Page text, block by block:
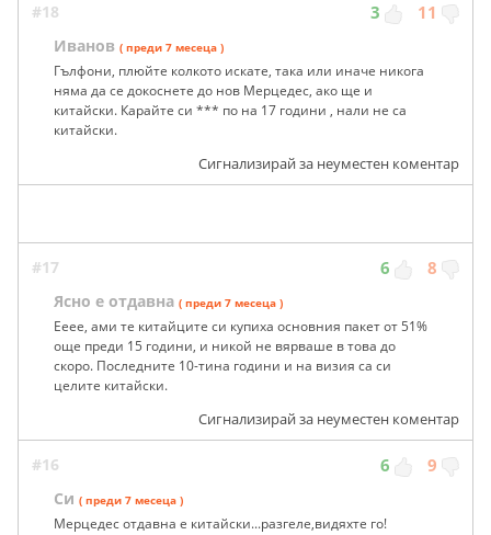
#18 3 11
Иванов ( преди 7 месеца )
Гълфони, плюйте колкото искате, така или иначе никога
няма да се докоснете до нов Мерцедес, ако ще и
китайски. Карайте си *** по на 17 години , нали не са
китайски.
Сигнализирай за неуместен коментар
#17 6 8
Ясно е отдавна ( преди 7 месеца )
Ееее, ами те китайците си купиха основния пакет от 51%
още преди 15 години, и никой не вярваше в това до
скоро. Последните 10-тина години и на визия са си
целите китайски.
Сигнализирай за неуместен коментар
#16 6 9
Си ( преди 7 месеца )
Мерцедес отдавна е китайски...разгеле,видяхте го!